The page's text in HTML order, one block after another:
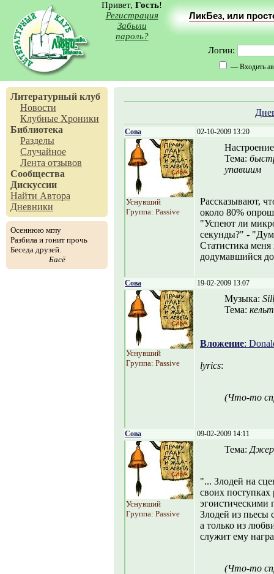
Привет, Гость!
Регистрация
Забыли
пароль?
ЛикБез, или
Логин:
— Входить
Литературный клуб
Новости
Клубные Хроники
Библиотека
Разделы
Случайное
Лента отзывов
Сообщества
Дискуссии
Найти Автора
Дневники
Осеннюю мглу
Разбила и гонит прочь
Беседа друзей.
Басё
Сова 02-10-2009 13:20
Уснувший
Группа: Passive
Тема:
упавшим
Рассказывают,
около 80%
"Успеют ли
секунды?" -
Статистика меня
додумавшийся
Сова 19-02-2009 13:07
Уснувший
Группа: Passive
Музыка:
Тема:
Вложение:
lyrics:
(Что-то
Сова 09-02-2009 14:11
Уснувший
Группа: Passive
Тема:
"... Злодей на
своих
эгоистическими
Злодей из пьесы
а только из
служит ему
(Что-то